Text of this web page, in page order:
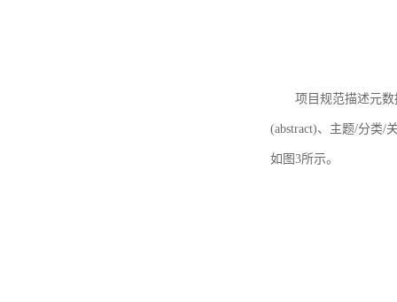
项目规范描述元
(abstract)、主题/分类/
如图3所示。